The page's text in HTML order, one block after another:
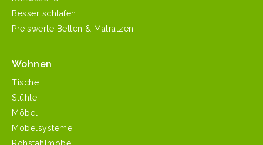
Besser schlafen
Preiswerte Betten & Matratzen
Wohnen
Tische
Stühle
Möbel
Möbelsysteme